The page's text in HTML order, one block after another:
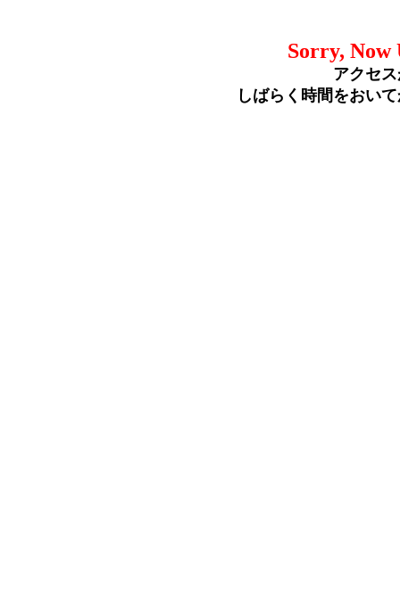
Sorry, Now
アクセ
しばらく時間をおい